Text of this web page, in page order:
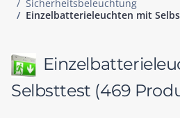
Sicherheitsbeleuchtung
Einzelbatterieleuchten mit
Selbsttest (469